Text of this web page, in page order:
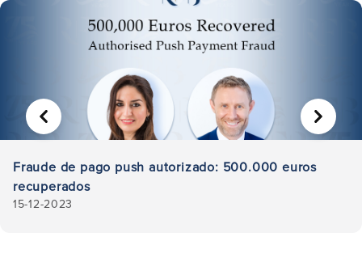
Fraude de pago push autorizado: 500.000 euros
recuperados
15-12-2023
ANTERIOR